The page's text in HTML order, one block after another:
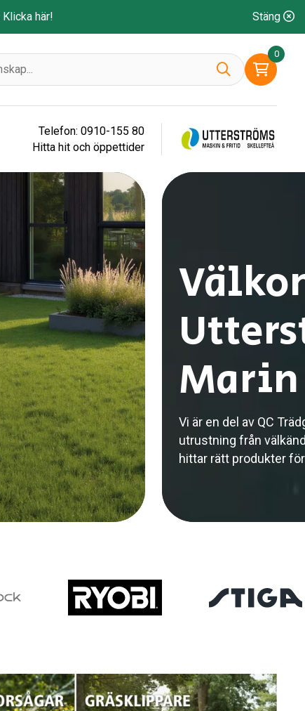
Klicka här! Stäng
0
Telefon: 0910-155 80
Hitta hit och öppettider
Marin
Vi är en del av QC
utrustning från
hittar rätt produkter